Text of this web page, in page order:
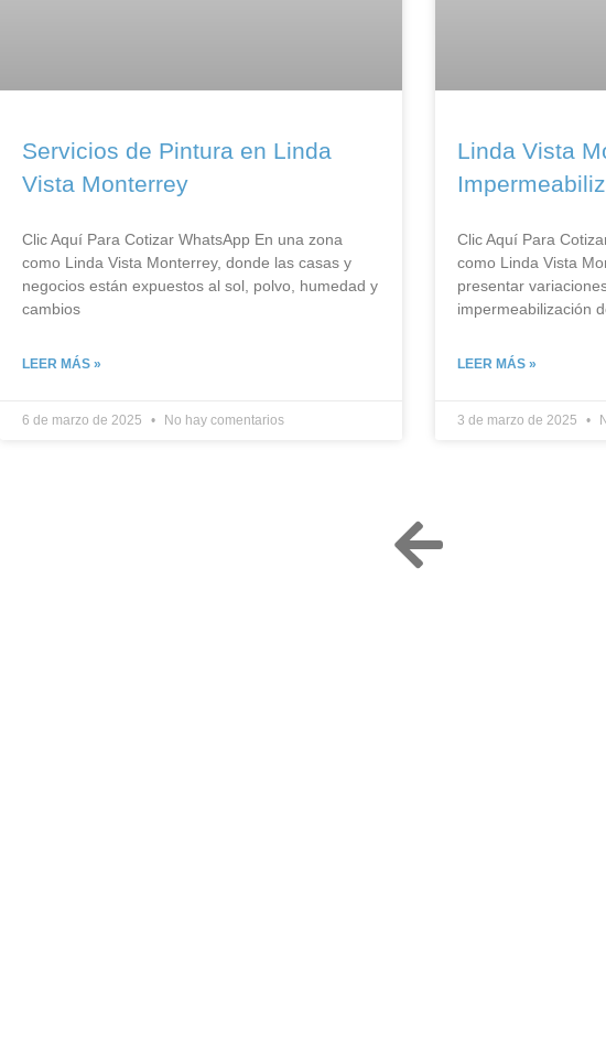
Servicios de Pintura en Linda
Vista Monterrey
Clic Aquí Para Cotizar​ WhatsApp En una zona
como Linda Vista Monterrey, donde las casas y
negocios están expuestos al sol, polvo, humedad y
cambios
LEER MÁS »
6 de marzo de 2025 No hay comentarios
Linda Vista
Clic Aquí Para
como Linda Vista
presentar
impermeabilización
LEER MÁS »
3 de marzo de 2025